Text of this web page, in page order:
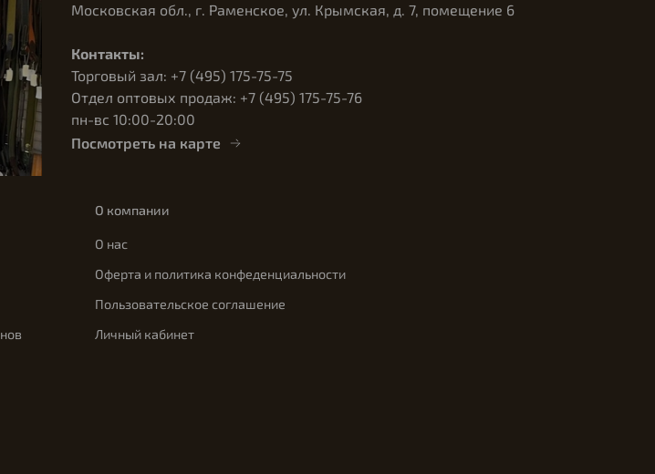
Московская обл., г. Раменское, ул. Крымская, д. 7, помещение 6
Контакты:
Торговый зал: +7 (495) 175-75-75
Отдел оптовых продаж: +7 (495) 175-75-76
пн-вс 10:00-20:00
Посмотреть на карте
О компании
О нас
Оферта и политика конфеденциальности
Пользовательское соглашение
Личный кабинет